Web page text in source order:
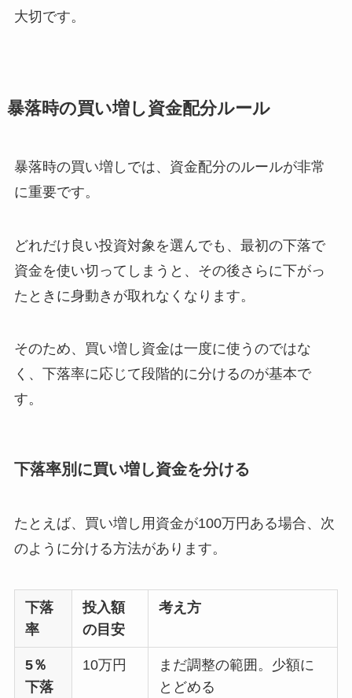
大切です。
暴落時の買い増し資金配分ルール
暴落時の買い増しでは、資金配分のルールが非常
に重要です。
どれだけ良い投資対象を選んでも、最初の下落で
資金を使い切ってしまうと、その後さらに下がっ
たときに身動きが取れなくなります。
そのため、買い増し資金は一度に使うのではな
く、下落率に応じて段階的に分けるのが基本で
す。
下落率別に買い増し資金を分ける
たとえば、買い増し用資金が100万円ある場合、次
のように分ける方法があります。
下落
率
投入額
の目安
考え方
5％
下落
10万円
まだ調整の範囲。少額に
とどめる